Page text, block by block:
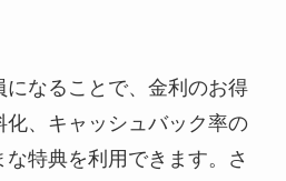
になることで、金利のお得
化、キャッシュバック率の
特典を利用できます。さ